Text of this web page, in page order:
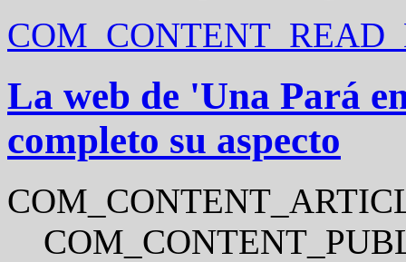
La web de 'Una Pará
completo su aspecto